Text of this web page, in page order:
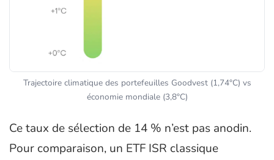
Trajectoire climatique des portefeuilles Goodvest (1,74°C) vs
économie mondiale (3,8°C)
Ce taux de sélection de 14 % n’est pas anodin.
Pour comparaison, un ETF ISR classique